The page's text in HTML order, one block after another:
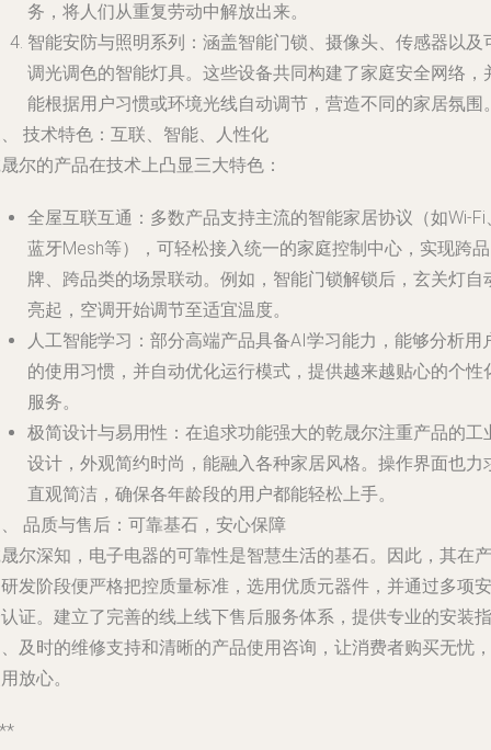
务，将人们从重复劳动中解放出来。
智能安防与照明系列 ：涵盖智能门锁、摄像头、传感器以及
调光调色的智能灯具。这些设备共同构建了家庭安全网络，
能根据用户习惯或环境光线自动调节，营造不同的家居氛围
技术特色：互联、智能、人性化
尔的产品在技术上凸显三大特色：
全屋互联互通 ：多数产品支持主流的智能家居协议（如Wi-Fi
蓝牙Mesh等），可轻松接入统一的家庭控制中心，实现跨品
牌、跨品类的场景联动。例如，智能门锁解锁后，玄关灯自
亮起，空调开始调节至适宜温度。
人工智能学习 ：部分高端产品具备AI学习能力，能够分析用
的使用习惯，并自动优化运行模式，提供越来越贴心的个性
服务。
极简设计与易用性 ：在追求功能强大的乾晟尔注重产品的工
设计，外观简约时尚，能融入各种家居风格。操作界面也力
直观简洁，确保各年龄段的用户都能轻松上手。
品质与售后：可靠基石，安心保障
尔深知，电子电器的可靠性是智慧生活的基石。因此，其在产
发阶段便严格把控质量标准，选用优质元器件，并通过多项安
证。建立了完善的线上线下售后服务体系，提供专业的安装指
及时的维修支持和清晰的产品使用咨询，让消费者购买无忧，
放心。